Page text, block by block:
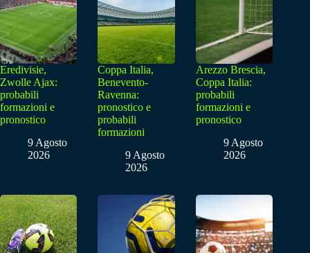
Eredivisie,
Zwolle Ajax:
probabili
formazioni e
pronostico
9 Agosto
2026
Coppa Italia,
Benevento-
Ravenna:
pronostico e
probabili
formazioni
9 Agosto
2026
Arezzo Brescia,
Coppa Italia:
probabili
formazioni e
pronostico
9 Agosto
2026